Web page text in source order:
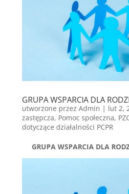
GRUPA WSPARCIA DLA
utworzone przez Admin | lut 2,
zastępcza, Pomoc społeczna,
dotyczące działalności PCPR
GRUPA WSPARCIA DLA